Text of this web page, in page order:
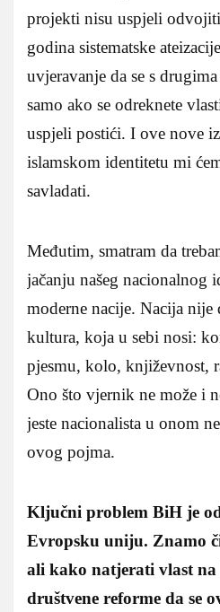
projekti nisu uspjeli
godina sistematske
uvjeravanje da se s
samo ako se odreknete
uspjeli postići. I ove nove
islamskom identitetu mi
savladati.
Međutim, smatram da
jačanju našeg nacionalnog
moderne nacije. Nacija nije
kultura, koja u sebi nosi:
pjesmu, kolo, književnost,
Ono što vjernik ne može i
jeste nacionalista u onom
ovog pojma.
Ključni problem BiH je
Evropsku uniju. Znamo
ali kako natjerati vlast na
društvene reforme da se